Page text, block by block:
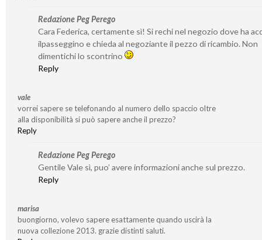
Redazione Peg Perego
Cara Federica, certamente sì! Si rechi nel negozio dove ha
ilpasseggino e chieda al negoziante il pezzo di ricambio. Non
dimentichi lo scontrino
Reply
vale
vorrei sapere se telefonando al numero dello spaccio oltre
alla disponibilità si può sapere anche il prezzo?
Reply
Redazione Peg Perego
Gentile Vale sì, puo’ avere informazioni anche sul prezzo.
Reply
marisa
buongiorno, volevo sapere esattamente quando uscirà la
nuova collezione 2013. grazie distinti saluti.